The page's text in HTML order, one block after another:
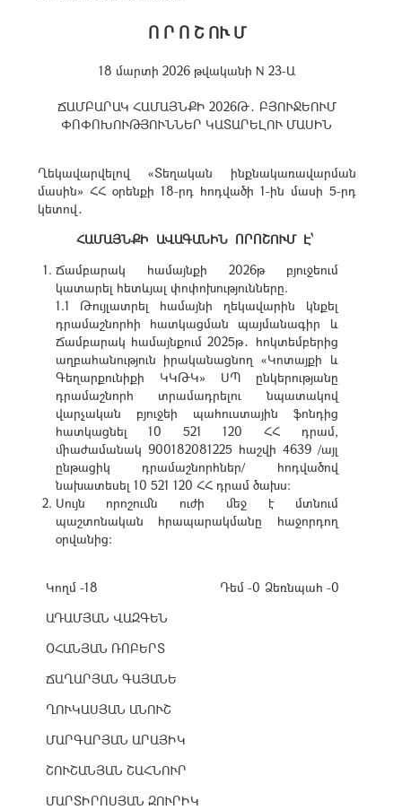
Ո Ր Ո Շ ՈՒ Մ
18 մարտի 2026 թվականի N 23-Ա
ՃԱՄԲԱՐԱԿ ՀԱՄԱՅՆՔԻ 2026Թ․ ԲՅՈՒՋԵՈՒՄ
ՓՈՓՈԽՈՒԹՅՈՒՆՆԵՐ ԿԱՏԱՐԵԼՈՒ ՄԱՍԻՆ
Ղեկավարվելով «Տեղական ինքնակառավարման
մասին» ՀՀ օրենքի 18-րդ հոդվածի 1-ին մասի 5-րդ
կետով․
ՀԱՄԱՅՆՔԻ ԱՎԱԳԱՆԻՆ ՈՐՈՇՈՒՄ Է՝
Ճամբարակ համայնքի 2026թ բյուջեում
կատարել հետևյալ փոփոխությունները.
1.1 Թույլատրել համայնի ղեկավարին կնքել
դրամաշնորհի հատկացման պայմանագիր և
Ճամբարակ համայնքում 2025թ․ հոկտեմբերից
աղբահանություն իրականացնող «Կոտայքի և
Գեղարքունիքի ԿԿԹԿ» ՍՊընկերությանը
դրամաշնորհ տրամադրելու նպատակով
վարչական բյուջեի պահուստային ֆոնդից
հատկացնել 10 521 120 ՀՀ դրամ,
միաժամանակ 900182081225 հաշվի 4639 /այլ
ընթացիկ դրամաշնորհներ/ հոդվածով
նախատեսել 10 521 120 ՀՀ դրամ ծախս:
Սույն որոշումն ուժի մեջ է մտնում
պաշտոնական հրապարակմանը հաջորդող
օրվանից։
Կողմ -18
ԱԴԱՄՅԱՆ ՎԱԶԳԵՆ
ՕՀԱՆՅԱՆ ՌՈԲԵՐՏ
ՃԱՂԱՐՅԱՆ ԳԱՅԱՆԵ
ՂՈՒԿԱՍՅԱՆ ԱՆՈՒՇ
ՄԱՐԳԱՐՅԱՆ ԱՐԱՅԻԿ
ՇՈՒՇԱՆՅԱՆ ՇԱՀՆՈՒՐ
ՄԱՐՏԻՐՈՍՅԱՆ ԶՈՒՐԻԿ
Դեմ -0 Ձեռնպահ -0